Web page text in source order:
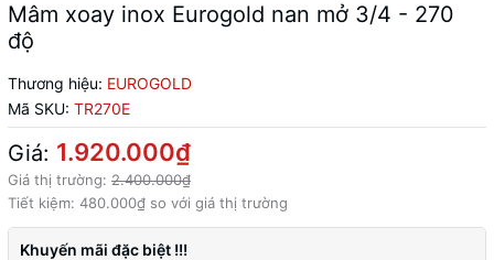
Mâm xoay inox Eurogold nan mở 3/4 - 270
độ
Thương hiệu: EUROGOLD
Mã SKU: TR270E
Giá: 1.920.000₫
Giá thị trường: 2.400.000₫
Tiết kiệm: 480.000₫ so với giá thị trường
Khuyến mãi đặc biệt !!!